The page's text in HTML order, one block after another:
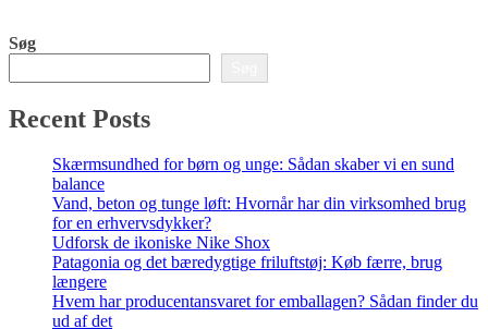
Søg
Recent Posts
Skærmsundhed for børn og unge: Sådan skaber vi en sund
balance
Vand, beton og tunge løft: Hvornår har din virksomhed brug
for en erhvervsdykker?
Udforsk de ikoniske Nike Shox
Patagonia og det bæredygtige friluftstøj: Køb færre, brug
længere
Hvem har producentansvaret for emballagen? Sådan finder du
ud af det